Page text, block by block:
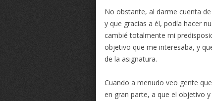
No obstante, al darme cuenta
y que gracias a él, podía hacer
cambié totalmente mi
objetivo que me interesaba, y
de la asignatura.
Cuando a menudo veo gente
en gran parte, a que el objetivo